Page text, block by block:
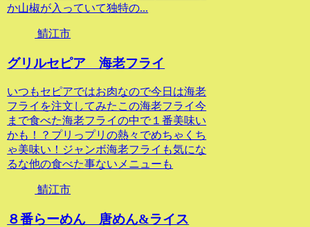
か山椒が入っていて独特の...
鯖江市
グリルセピア 海老フライ
いつもセピアではお肉なので今日は海老
フライを注文してみたこの海老フライ今
まで食べた海老フライの中で１番美味い
かも！？プリっプリの熱々でめちゃくち
ゃ美味い！ジャンボ海老フライも気にな
るな他の食べた事ないメニューも
鯖江市
８番らーめん 唐めん&ライス